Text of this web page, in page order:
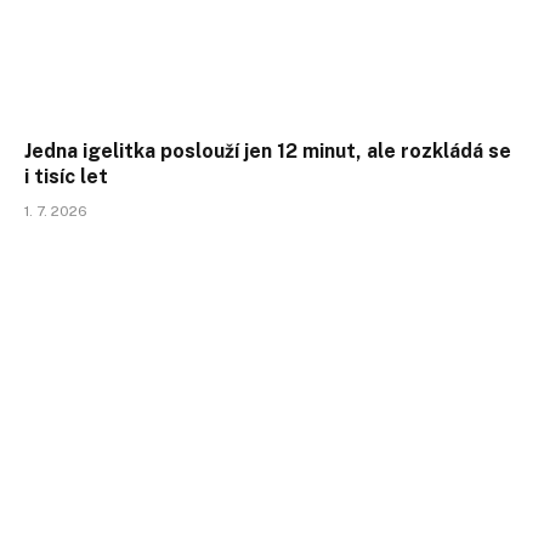
Jedna igelitka poslouží jen 12 minut, ale rozkládá se
i tisíc let
1. 7. 2026